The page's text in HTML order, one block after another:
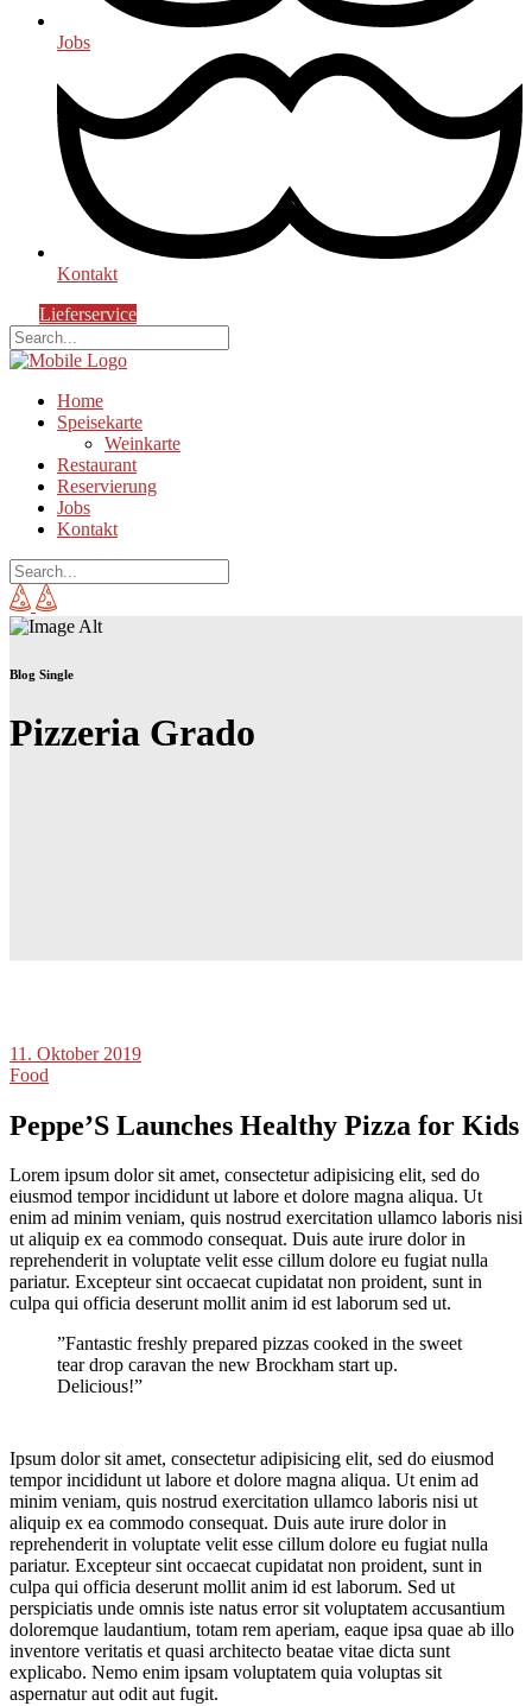
Jobs
Kontakt
Lieferservice
Home
Speisekarte
Weinkarte
Restaurant
Reservierung
Jobs
Kontakt
Blog Single
Pizzeria Grado
11. Oktober 2019
Food
Peppe’S Launches Healthy Pizza for Kids
Lorem ipsum dolor sit amet, consectetur adipisicing elit, sed do
eiusmod tempor incididunt ut labore et dolore magna aliqua. Ut
enim ad minim veniam, quis nostrud exercitation ullamco laboris nisi
ut aliquip ex ea commodo consequat. Duis aute irure dolor in
reprehenderit in voluptate velit esse cillum dolore eu fugiat nulla
pariatur. Excepteur sint occaecat cupidatat non proident, sunt in
culpa qui officia deserunt mollit anim id est laborum sed ut.
”Fantastic freshly prepared pizzas cooked in the sweet
tear drop caravan the new Brockham start up.
Delicious!”
Ipsum dolor sit amet, consectetur adipisicing elit, sed do eiusmod
tempor incididunt ut labore et dolore magna aliqua. Ut enim ad
minim veniam, quis nostrud exercitation ullamco laboris nisi ut
aliquip ex ea commodo consequat. Duis aute irure dolor in
reprehenderit in voluptate velit esse cillum dolore eu fugiat nulla
pariatur. Excepteur sint occaecat cupidatat non proident, sunt in
culpa qui officia deserunt mollit anim id est laborum. Sed ut
perspiciatis unde omnis iste natus error sit voluptatem accusantium
doloremque laudantium, totam rem aperiam, eaque ipsa quae ab illo
inventore veritatis et quasi architecto beatae vitae dicta sunt
explicabo. Nemo enim ipsam voluptatem quia voluptas sit
aspernatur aut odit aut fugit.